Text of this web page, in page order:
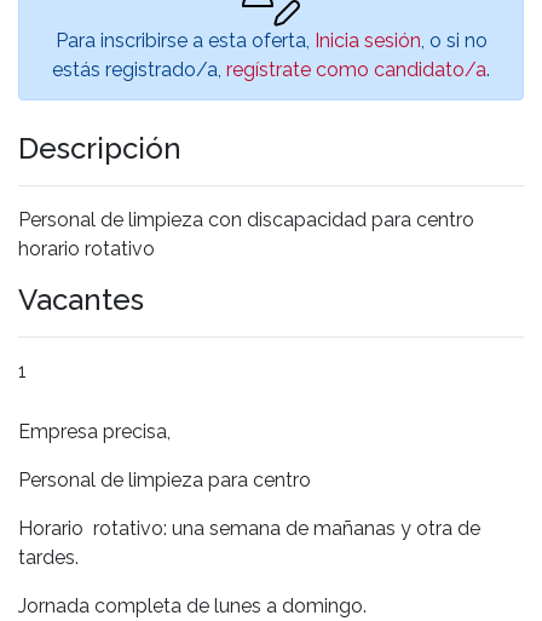
Para inscribirse a esta oferta, Inicia sesión, o si no
estás registrado/a, regístrate como candidato/a.
Descripción
Personal de limpieza con discapacidad para centro
horario rotativo
Vacantes
1
Empresa precisa,
Personal de limpieza para centro
Horario rotativo: una semana de mañanas y otra de
tardes.
Jornada completa de lunes a domingo.